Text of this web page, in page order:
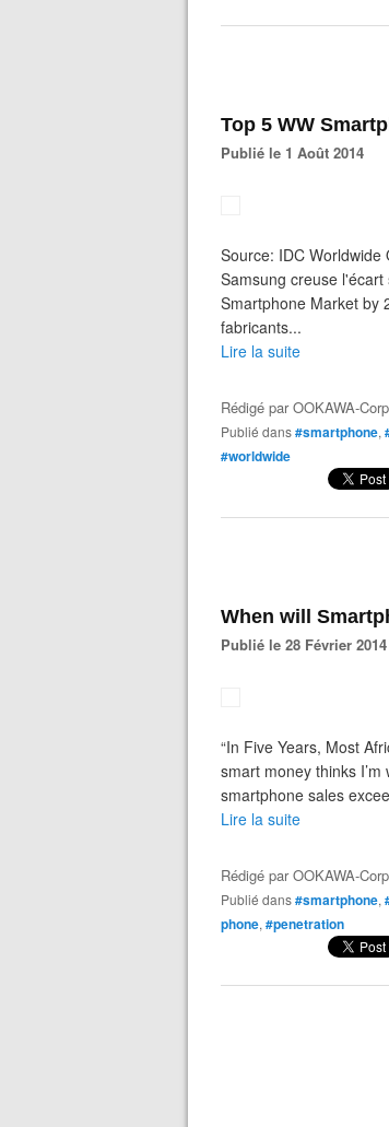
Top 5 WW
Publié le 1 Août 2014
Source: IDC
Samsung creuse
Smartphone Market by
fabricants...
Lire la suite
Rédigé parOOKAWA-Corp
Publié dans#smartphone,
#worldwide
When will
Publié le 28 Février 2014
“In Five Years, Most
smart money thinks
smartphone sales
Lire la suite
Rédigé parOOKAWA-Corp
Publié dans#smartphone,
phone, #penetration